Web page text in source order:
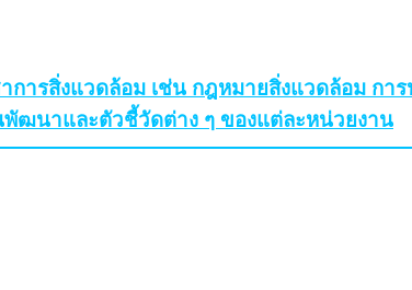
ารสิ่งแวดล้อม เช่น กฎหมายสิ่งแวดล้อม กา
ฒนาและตัวชี้วัดต่าง ๆ ของแต่ละหน่วยงาน